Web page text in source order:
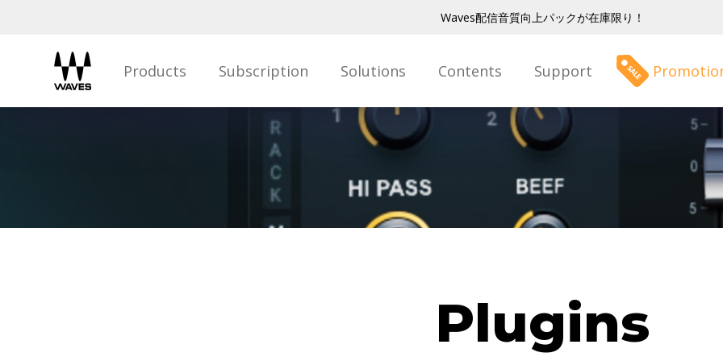
Waves配信音質向上パックが在庫限り！
Products Subscription Solutions Contents Support
Plugins